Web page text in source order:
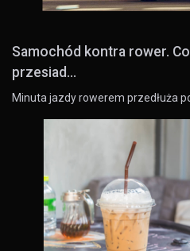
Samochód kontra rower.
przesiad...
Minuta jazdy rowerem przedłuża